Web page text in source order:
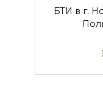
БТИ в г.